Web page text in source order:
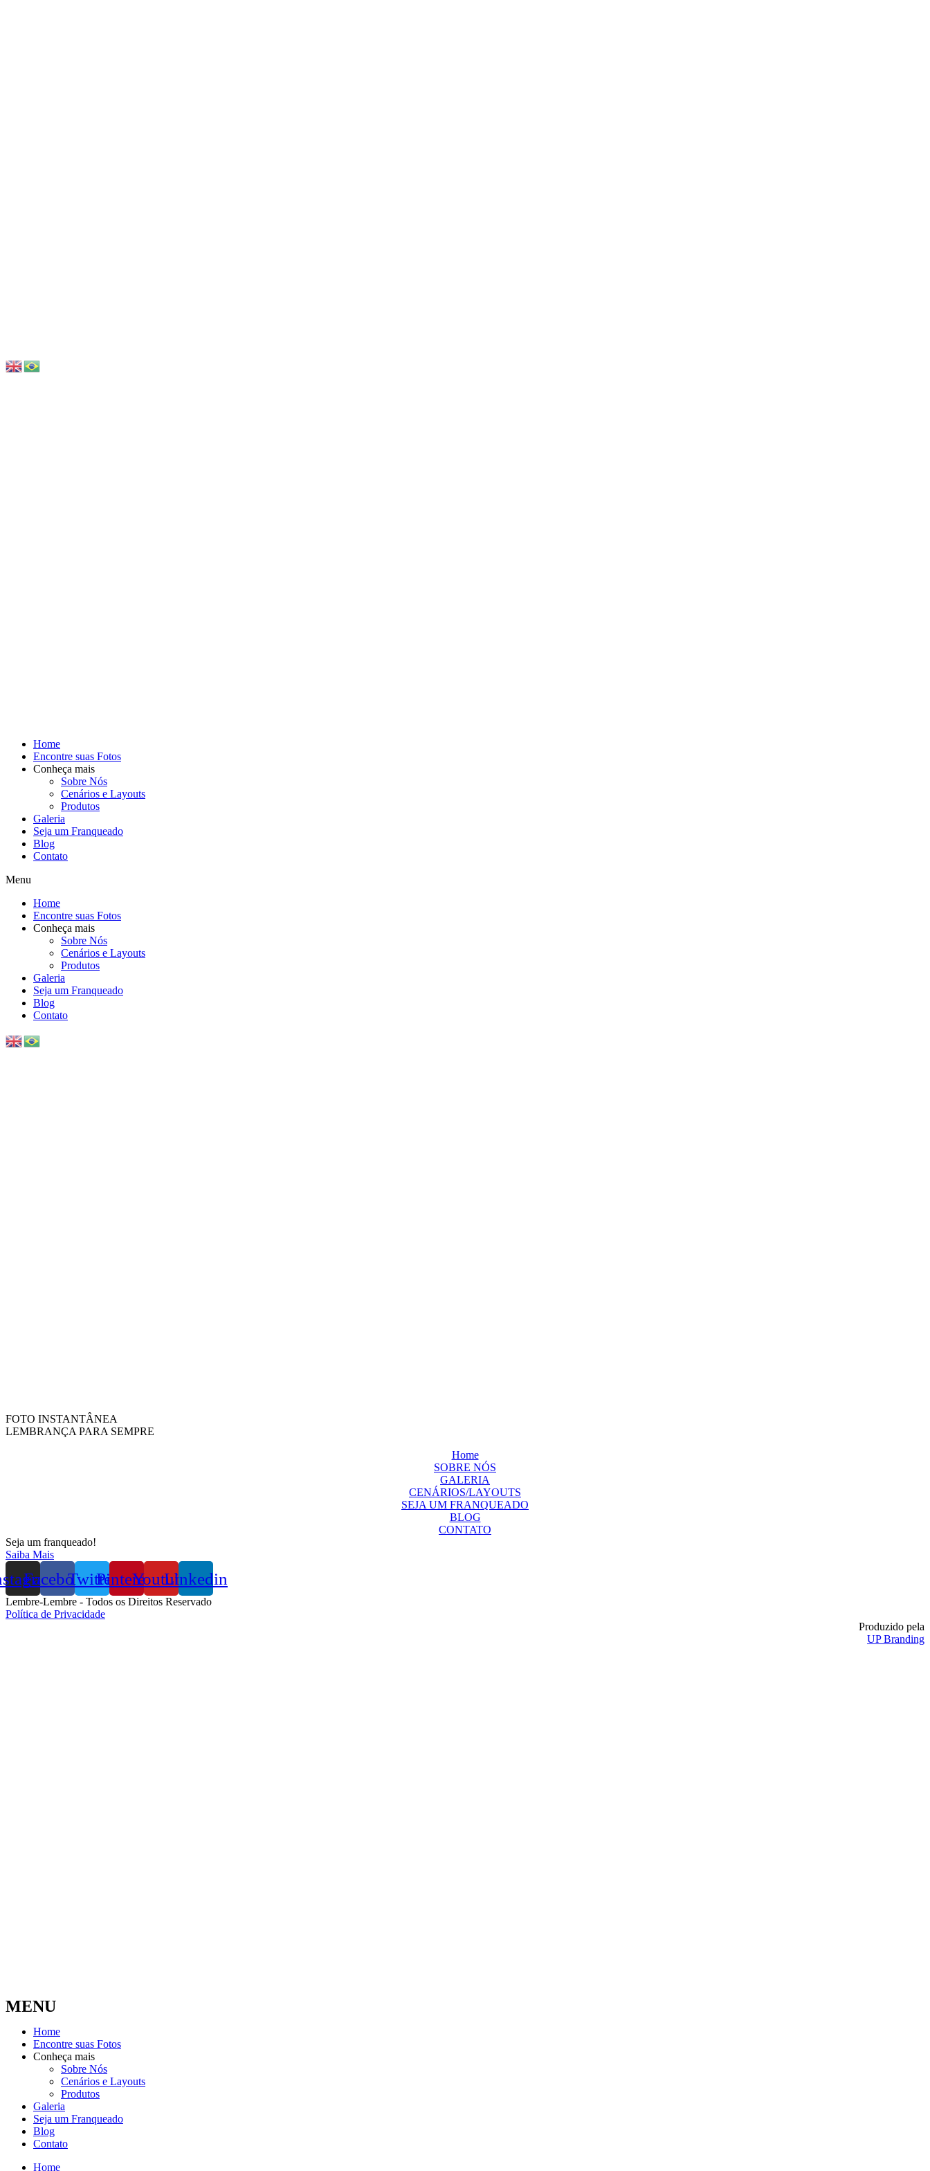
Home
Encontre suas Fotos
Conheça mais
Sobre Nós
Cenários e Layouts
Produtos
Galeria
Seja um Franqueado
Blog
Contato
Menu
Home
Encontre suas Fotos
Conheça mais
Sobre Nós
Cenários e Layouts
Produtos
Galeria
Seja um Franqueado
Blog
Contato
FOTO INSTANTÂNEA
LEMBRANÇA PARA SEMPRE
Home
SOBRE NÓS
GALERIA
CENÁRIOS/LAYOUTS
SEJA UM FRANQUEADO
BLOG
CONTATO
Seja um franqueado!
Saiba Mais
FacebookTwitterPinterestYoutubeLinkedin
Lembre-Lembre - Todos os Direitos Reservado
Política de Privacidade
Produzido pela
UP Branding
MENU
Home
Encontre suas Fotos
Conheça mais
Sobre Nós
Cenários e Layouts
Produtos
Galeria
Seja um Franqueado
Blog
Contato
Home